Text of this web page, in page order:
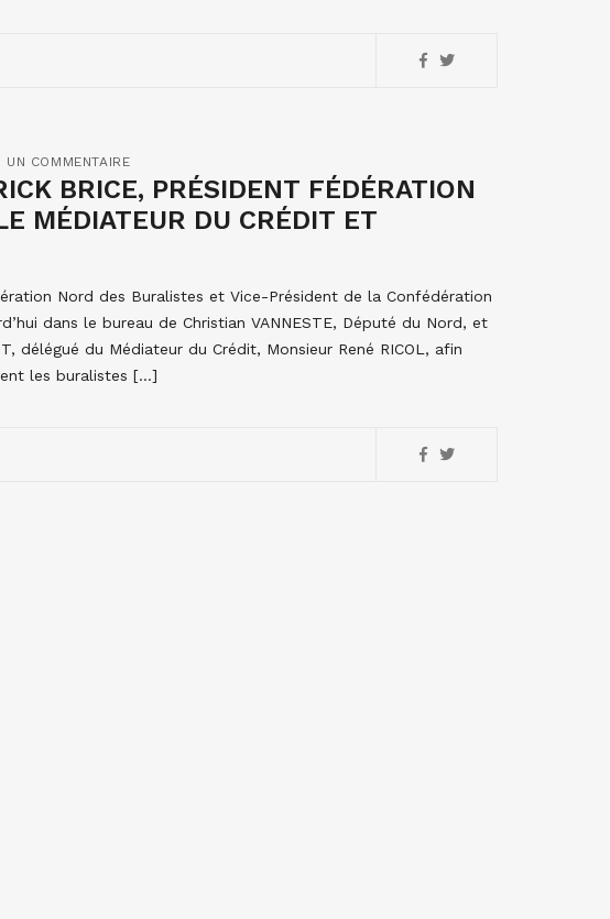
UN COMMENTAIRE
BRICE, PRÉSIDENT FÉDÉRATION
MÉDIATEUR DU CRÉDIT ET
Nord des Buralistes et Vice-Président de la Confédération
dans le bureau de Christian VANNESTE, Député du Nord, et
délégué du Médiateur du Crédit, Monsieur René RICOL, afin
les buralistes […]